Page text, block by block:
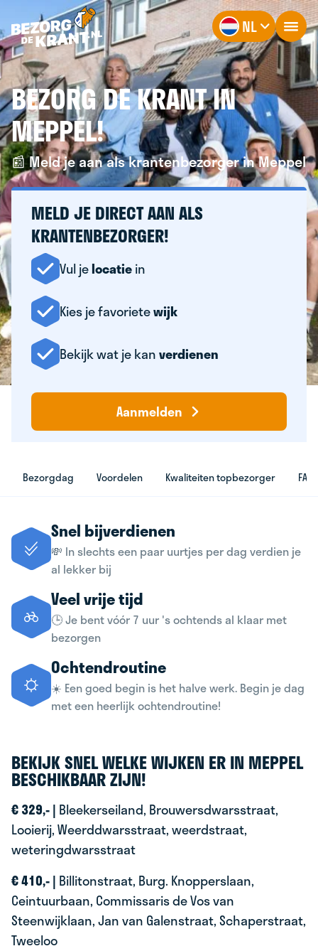
NL
BEZORG DE KRANT IN
MEPPEL!
📰 Meld je aan als krantenbezorger in Meppel
MELD JE DIRECT AAN ALS
KRANTENBEZORGER!
Vul jelocatiein
Kies je favorietewijk
Bekijk wat je kanverdienen
Aanmelden
Bezorgdag Voordelen Kwaliteiten topbezorger FAQ
Snel bijverdienen
💸 In slechts een paar uurtjes per dag verdien je
al lekker bij
Veel vrije tijd
🕒 Je bent vóór 7 uur 's ochtends al klaar met
bezorgen
Ochtendroutine
☀️ Een goed begin is het halve werk. Begin je dag
met een heerlijk ochtendroutine!
BEKIJK SNEL WELKE WIJKEN ER IN MEPPEL
BESCHIKBAAR ZIJN!
€ 329,- | Bleekerseiland, Brouwersdwarsstraat,
Looierij, Weerddwarsstraat, weerdstraat,
weteringdwarsstraat
€ 410,- | Billitonstraat, Burg. Knopperslaan,
Ceintuurbaan, Commissaris de Vos van
Steenwijklaan, Jan van Galenstraat, Schaperstraat,
Tweeloo